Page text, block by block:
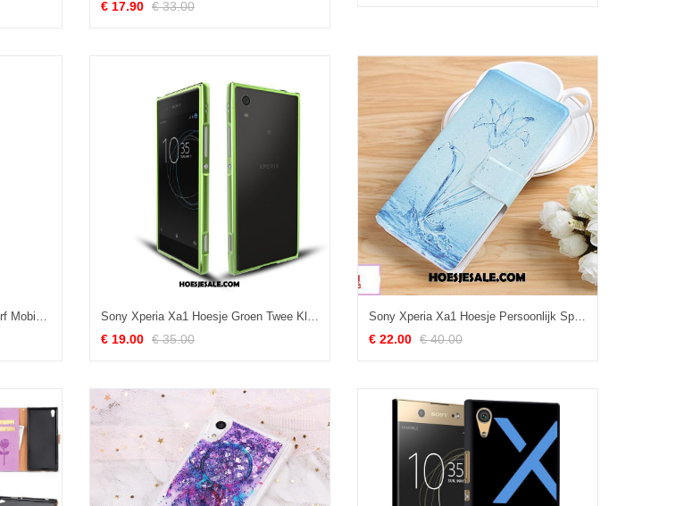
€ 17.90 € 33.00
Sony Xperia Xa1 Hoesje Houtnerf Mobiele Telefoon Geschilderd Doorzichtig Hoes Sale Sony Xperia Xa1 Hoesje Groen Twee Kleuren Hoes Omlijsting Zijde Goedkoop
€ 19.00 € 35.00
Sony Xperia Xa1 Hoesje Persoonlijk Spotprent Hoes Mobiele Telefoon Hard Goedkoop
€ 22.00 € 40.00